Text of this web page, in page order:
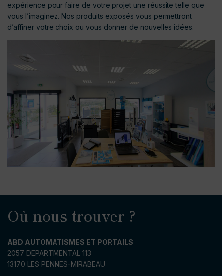
expérience pour faire de votre projet une réussite telle que
vous l’imaginez. Nos produits exposés vous permettront
d’affiner votre choix ou vous donner de nouvelles idées.
Où nous trouver ?
ABD AUTOMATISMES ET PORTAILS
2057 DEPARTMENTAL 113
13170 LES PENNES-MIRABEAU